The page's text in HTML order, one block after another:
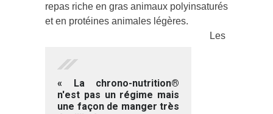
repas riche en gras animaux polyinsaturés
et en protéines animales légères.
« La chrono-nutrition®
n'est pas un régime mais
une façon de manger très
Les